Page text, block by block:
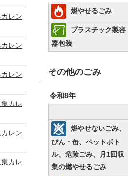
燃やせるごみ
プラスチック製容
器包装
その他のごみ
令和8年
燃やせないごみ、
びん・缶、ペットボト
ル、危険ごみ、月1回収
集の燃やせるごみ
レン
レン
レン
集カレ
レン
カレ